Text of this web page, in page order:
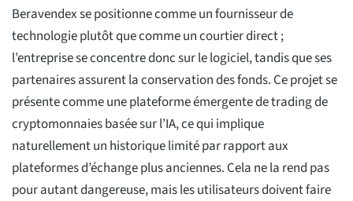
Beravendex se positionne comme un fournisseur de
technologie plutôt que comme un courtier direct ;
l’entreprise se concentre donc sur le logiciel, tandis que ses
partenaires assurent la conservation des fonds. Ce projet se
présente comme une plateforme émergente de trading de
cryptomonnaies basée sur l’IA, ce qui implique
naturellement un historique limité par rapport aux
plateformes d’échange plus anciennes. Cela ne la rend pas
pour autant dangereuse, mais les utilisateurs doivent faire